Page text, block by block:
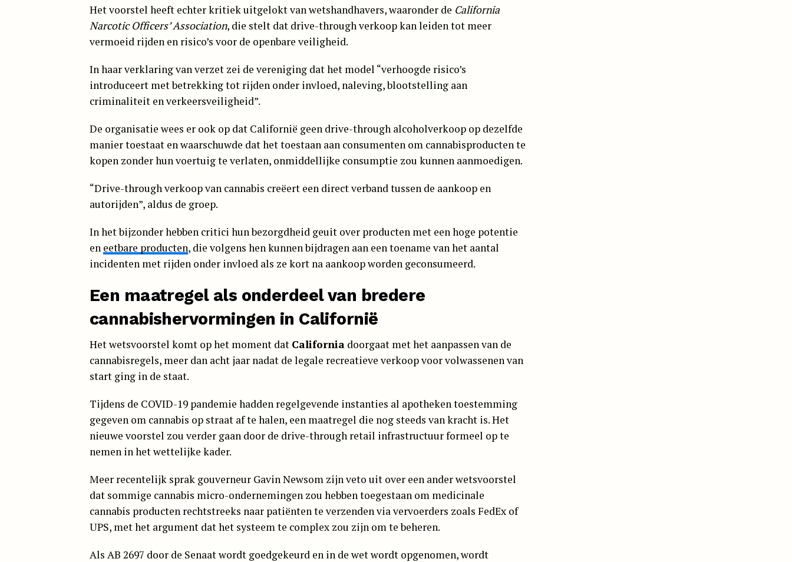
Het voorstel heeft echter kritiek uitgelokt van wetshandhavers, waaronder de California
Narcotic Officers’ Association, die stelt dat drive-through verkoop kan leiden tot meer
vermoeid rijden en risico’s voor de openbare veiligheid.
In haar verklaring van verzet zei de vereniging dat het model “verhoogde risico’s
introduceert met betrekking tot rijden onder invloed, naleving, blootstelling aan
criminaliteit en verkeersveiligheid”.
De organisatie wees er ook op dat Californië geen drive-through alcoholverkoop op dezelfde
manier toestaat en waarschuwde dat het toestaan aan consumenten om cannabisproducten te
kopen zonder hun voertuig te verlaten, onmiddellijke consumptie zou kunnen aanmoedigen.
“Drive-through verkoop van cannabis creëert een direct verband tussen de aankoop en
autorijden”, aldus de groep.
In het bijzonder hebben critici hun bezorgdheid geuit over producten met een hoge potentie
en eetbare producten, die volgens hen kunnen bijdragen aan een toename van het aantal
incidenten met rijden onder invloed als ze kort na aankoop worden geconsumeerd.
Een maatregel als onderdeel van bredere
cannabishervormingen in Californië
Het wetsvoorstel komt op het moment dat California doorgaat met het aanpassen van de
cannabisregels, meer dan acht jaar nadat de legale recreatieve verkoop voor volwassenen van
start ging in de staat.
Tijdens de COVID-19 pandemie hadden regelgevende instanties al apotheken toestemming
gegeven om cannabis op straat af te halen, een maatregel die nog steeds van kracht is. Het
nieuwe voorstel zou verder gaan door de drive-through retail infrastructuur formeel op te
nemen in het wettelijke kader.
Meer recentelijk sprak gouverneur Gavin Newsom zijn veto uit over een ander wetsvoorstel
dat sommige cannabis micro-ondernemingen zou hebben toegestaan om medicinale
cannabis producten rechtstreeks naar patiënten te verzenden via vervoerders zoals FedEx of
UPS, met het argument dat het systeem te complex zou zijn om te beheren.
Als AB 2697 door de Senaat wordt goedgekeurd en in de wet wordt opgenomen, wordt